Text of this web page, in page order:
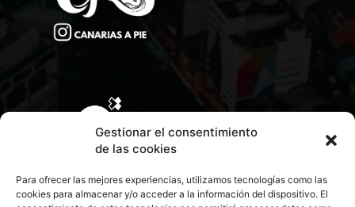
Gestionar el consentimiento
de las cookies
Para ofrecer las mejores experiencias, utilizamos tecnologías como las
cookies para almacenar y/o acceder a la información del dispositivo. El